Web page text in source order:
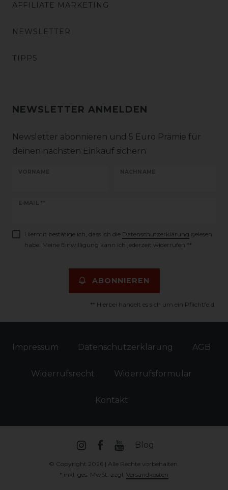
AFFILIATE MARKETING
NEWSLETTER
TIPPS
NEWSLETTER ANMELDEN
Newsletter abonnieren und 5 Euro Prämie für
deinen nächsten Einkauf sichern
VORNAME NACHNAME
E-MAIL **
Newsletter
Hiermit bestätige ich, dass ich die Daten­schutz­erklärung gelesen
habe. Meine Einwilligung kann ich jederzeit widerrufen.**
ABONNIEREN
** Hierbei handelt es sich um ein Pflichtfeld.
Impressum Daten­schutz­erklärung AGB
Widerrufs­recht Widerrufs­formular
Kontakt
Blog
© Copyright 2026 | Alle Rechte vorbehalten.
* inkl. ges. MwSt. zzgl. Versandkosten